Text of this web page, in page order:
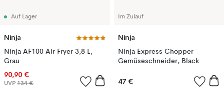
Auf Lager
Ninja
Ninja AF100 Air Fryer 3,8 L,
Grau
90,90 €
UVP 134 €
Im Zulauf
Ninja
Ninja Express Chopper
Gemüseschneider, Black
47 €